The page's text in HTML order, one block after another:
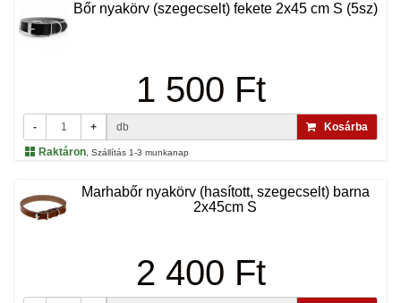
Bőr nyakörv (szegecselt) fekete 2x45 cm S (5sz)
1 500 Ft
- + db
Kosárba
Raktáron , Szállítás 1-3 munkanap
Marhabőr nyakörv (hasított, szegecselt) barna
2x45cm S
2 400 Ft